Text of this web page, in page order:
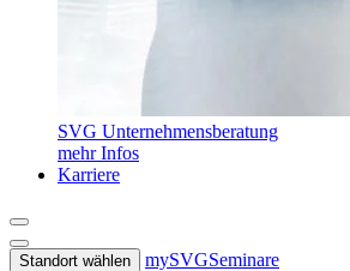
SVG Unternehmensberatung
mehr Infos
Karriere
Standort wählen mySVGSeminare